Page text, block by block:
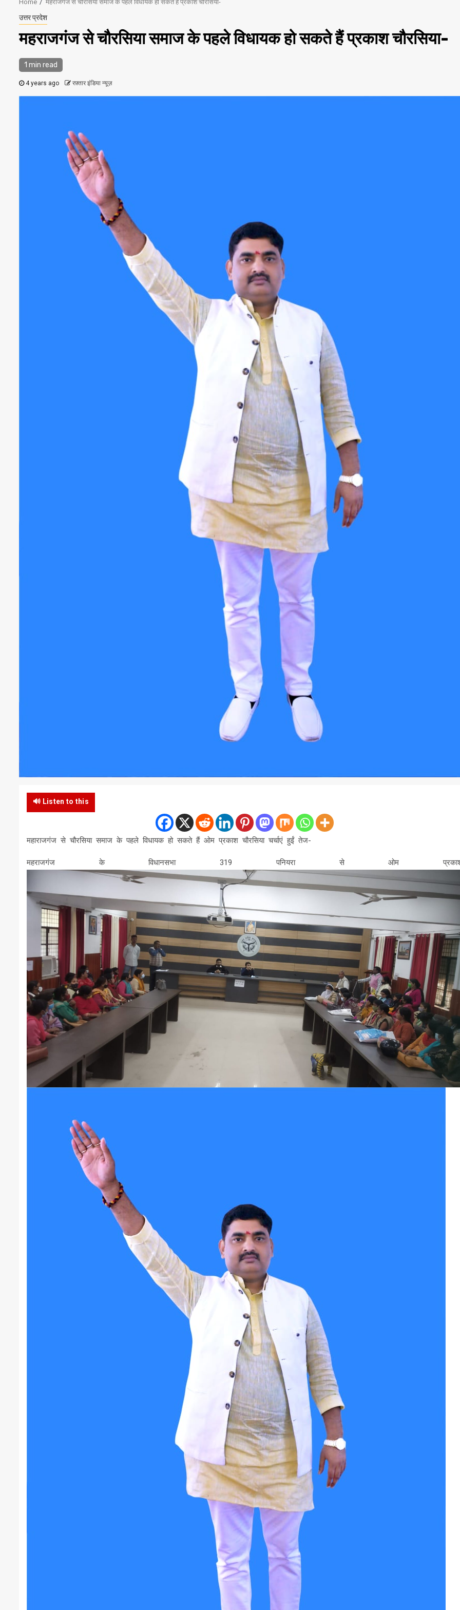
Home महराजगंज से चौरसिया समाज के पहले विधायक हो सकते हैं प्रकाश चौरसिया-
उत्तर प्रदेश
महराजगंज से चौरसिया समाज के पहले विधायक हो सकते हैं प्रकाश चौरसिया-
1 min read
4 years ago रफ़्तार इंडिया न्यूज़
🔊 Listen to this
महाराजगंज से चौरसिया समाज के पहले विधायक हो सकते हैं ओम प्रकाश चौरसिया चर्चाएं हुईं तेज-
महराजगंज के विधानसभा 319 पनियरा से ओम